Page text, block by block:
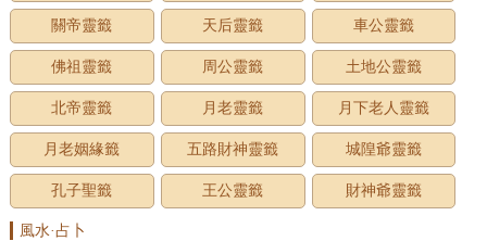
關帝靈籤 天后靈籤 車公靈籤
佛祖靈籤 周公靈籤 土地公靈籤
北帝靈籤 月老靈籤 月下老人靈籤
月老姻緣籤 五路財神靈籤 城隍爺靈籤
孔子聖籤 王公靈籤 財神爺靈籤
風水·占卜